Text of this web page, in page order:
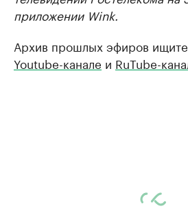
приложении Wink.
Архив прошлых эфиров
Youtube-канале и RuTube-